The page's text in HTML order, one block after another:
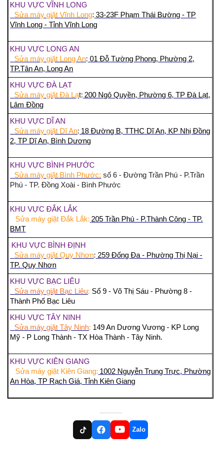
KHU VỰC VĨNH LONG
Sửa máy giặt Vĩnh Long: 33-23F Phạm Thái Bường - TP
Vĩnh Long - Tỉnh Vĩnh Long
KHU VỰC LONG AN
Sửa máy giặt Long An: 01 Đỗ Tường Phong, Phường 2,
TP.Tân An, Long An
KHU VỰC ĐÀ LẠT
Sửa máy giặt Đà Lạt: 200 Ngô Quyền, Phường 6, TP Đà Lạt,
Lâm Đồng
KHU VỰC DĨ AN
Sửa máy giặt Dĩ An: 18 Đường B, TTHC Dĩ An, KP Nhị Đồng
2, TP Dĩ An, Bình Dương
KHU VỰC BÌNH PHƯỚC
Sửa máy giặt Bình Phước: số 6 - Đường Trần Phú - P.Trần
Phú - TP. Đồng Xoài - Bình Phước
KHU VỰC ĐẮK LẮK
Sửa máy giặt Đắk Lắk: 205 Trần Phú - P.Thành Công - TP.
BMT
KHU VỰC BÌNH ĐỊNH
Sửa máy giặt Quy Nhơn: 259 Đống Đa - Phường Thị Nại -
TP. Quy Nhơn
KHU VỰC BẠC LIÊU
Sửa máy giặt Bạc Liêu: Số 9 - Võ Thị Sáu - Phường 8 -
Thành Phố Bạc Liêu
KHU VỰC TÂY NINH
Sửa máy giặt Tây Ninh: 149 An Dương Vương - KP Long
Mỹ - P Long Thành - TX Hòa Thành - Tây Ninh.
KHU VỰC KIÊN GIANG
Sửa máy giặt Kiên Giang: 1002 Nguyễn Trung Trực, Phường
An Hòa, TP Rạch Giá, Tỉnh Kiên Giang
Zalo